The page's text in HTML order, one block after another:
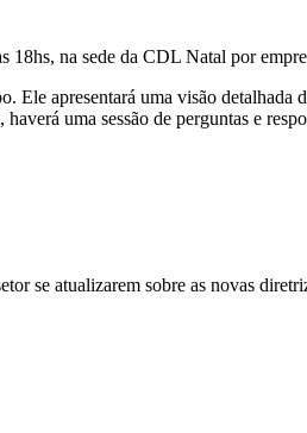
na sede da CDL Natal por
apresentará uma visão detalhada
uma sessão de perguntas e
se atualizarem sobre as novas